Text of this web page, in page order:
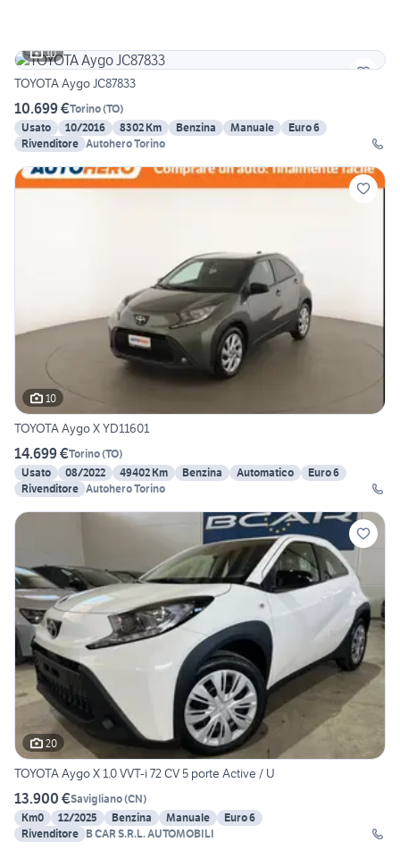
10
TOYOTA Aygo JC87833
10.699 €Torino(TO)
Usato
10/2016 8302 Km Benzina Manuale
Euro 6
Rivenditore Autohero Torino
10
TOYOTA Aygo X YD11601
14.699 €Torino(TO)
Usato
08/2022 49402 Km Benzina Automatico
Euro 6
Rivenditore Autohero Torino
20
TOYOTA Aygo X 1.0 VVT-i 72 CV 5 porte Active / U
13.900 €Savigliano(CN)
Km0
12/2025 Benzina Manuale
Euro 6
Rivenditore B CAR S.R.L. AUTOMOBILI